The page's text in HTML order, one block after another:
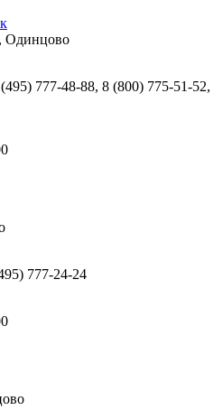
Одинцово
777-48-88, 8 (800) 775-51-52,
777-24-24